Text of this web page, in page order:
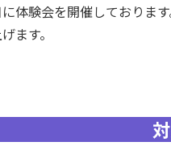
体験会を開催しておりま
ます。